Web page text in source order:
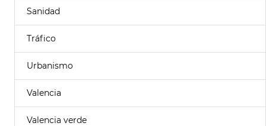
Sanidad
Tráfico
Urbanismo
Valencia
Valencia verde